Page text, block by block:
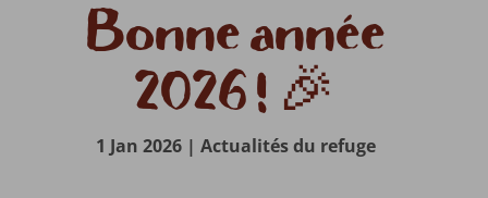
Bonne année
2026 ! 🎉
1 Jan 2026| Actualités du refuge